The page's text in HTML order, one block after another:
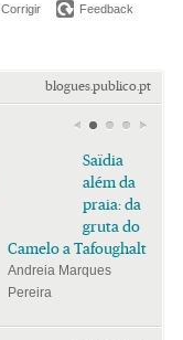
Corrigir Feedback
blogues.publico.pt
Saïdia
além da
praia: da
gruta do
Camelo a Tafoughalt
Andreia Marques
Pereira